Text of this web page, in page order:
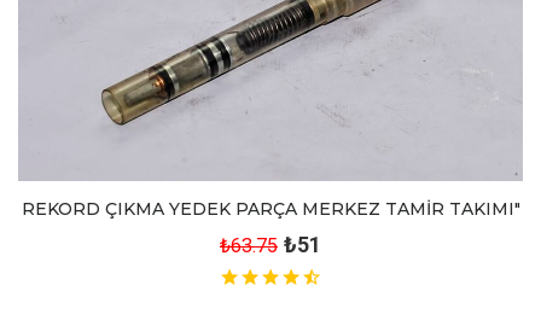
REKORD ÇIKMA YEDEK PARÇA MERKEZ TAMİR TAKIMI"
₺63.75 ₺51